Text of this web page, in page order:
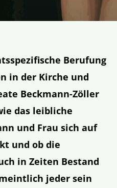
Berufung
in der Kirche und
Beckmann-Zöller
das leibliche
und Frau sich auf
und ob die
in Zeiten Bestand
jeder sein